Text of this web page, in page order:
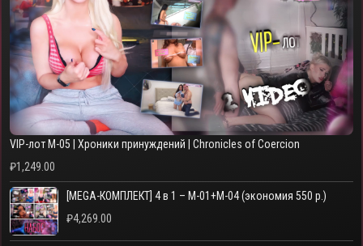
VIP-лот M-05 | Хроники принуждений | Chronicles of Coercion
₽1,249.00
[MEGA-КОМПЛЕКТ] 4 в 1 – M-01+M-04 (экономия 550 р.)
₽4,269.00